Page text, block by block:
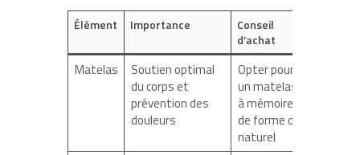
Élément Importance
Conseil
d’achat
Matelas
Soutien optimal
du corps et
prévention des
douleurs
Opter pour
un matelas
à mémoire
de forme ou
naturel